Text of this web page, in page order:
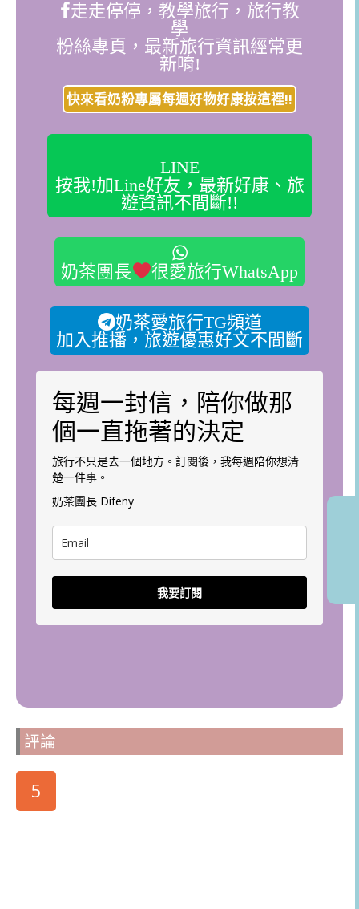
走走停停，教學旅行，旅行教
學
粉絲專頁，最新旅行資訊經常更
新唷!
快來看奶粉專屬每週好物好康按這裡!!
LINE
按我!加Line好友，最新好康、旅
遊資訊不間斷!!
奶茶團長 很愛旅行WhatsApp
奶茶愛旅行TG頻道
加入推播，旅遊優惠好文不間斷
每週一封信，陪你做那
個一直拖著的決定
旅行不只是去一個地方。訂閱後，我每週陪你想清
楚一件事。
奶茶團長 Difeny
我要訂閱
評論
5